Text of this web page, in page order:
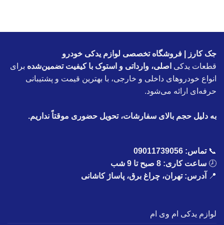
جک کارز | فروشگاه تخصصی لوازم یدکی خودرو
قطعات یدکی اصلی، وارداتی و استوک با کیفیت تضمین‌شده برای
انواع خودروهای داخلی و خارجی، با بهترین قیمت و پشتیبانی
حرفه‌ای ارائه می‌شود.
به دلیل حجم بالای سفارشات، تحویل حضوری موقتاً نداریم.
📞تماس: 09011739056
🕗 ساعت کاری: 8 صبح تا 9 شب
📍
آدرس: تهران، چراغ برق، پاساژ کاشانی
لوازم یدکی ام وی ام